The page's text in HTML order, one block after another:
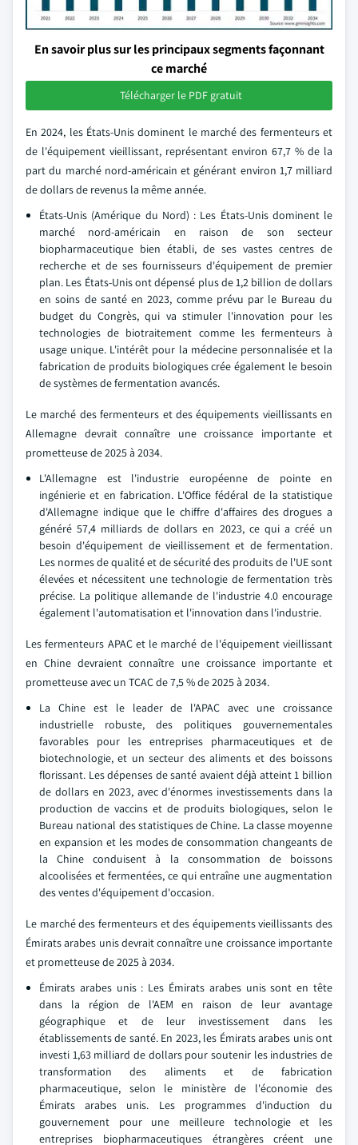
En savoir plus sur les principaux segments façonnant
ce marché
Télécharger le PDF gratuit
En 2024, les États-Unis dominent le marché des fermenteurs et
de l'équipement vieillissant, représentant environ 67,7 % de la
part du marché nord-américain et générant environ 1,7 milliard
de dollars de revenus la même année.
États-Unis (Amérique du Nord) : Les États-Unis dominent le
marché nord-américain en raison de son secteur
biopharmaceutique bien établi, de ses vastes centres de
recherche et de ses fournisseurs d'équipement de premier
plan. Les États-Unis ont dépensé plus de 1,2 billion de dollars
en soins de santé en 2023, comme prévu par le Bureau du
budget du Congrès, qui va stimuler l'innovation pour les
technologies de biotraitement comme les fermenteurs à
usage unique. L'intérêt pour la médecine personnalisée et la
fabrication de produits biologiques crée également le besoin
de systèmes de fermentation avancés.
Le marché des fermenteurs et des équipements vieillissants en
Allemagne devrait connaître une croissance importante et
prometteuse de 2025 à 2034.
L'Allemagne est l'industrie européenne de pointe en
ingénierie et en fabrication. L'Office fédéral de la statistique
d'Allemagne indique que le chiffre d'affaires des drogues a
généré 57,4 milliards de dollars en 2023, ce qui a créé un
besoin d'équipement de vieillissement et de fermentation.
Les normes de qualité et de sécurité des produits de l'UE sont
élevées et nécessitent une technologie de fermentation très
précise. La politique allemande de l'industrie 4.0 encourage
également l'automatisation et l'innovation dans l'industrie.
Les fermenteurs APAC et le marché de l'équipement vieillissant
en Chine devraient connaître une croissance importante et
prometteuse avec un TCAC de 7,5 % de 2025 à 2034.
La Chine est le leader de l'APAC avec une croissance
industrielle robuste, des politiques gouvernementales
favorables pour les entreprises pharmaceutiques et de
biotechnologie, et un secteur des aliments et des boissons
florissant. Les dépenses de santé avaient déjà atteint 1 billion
de dollars en 2023, avec d'énormes investissements dans la
production de vaccins et de produits biologiques, selon le
Bureau national des statistiques de Chine. La classe moyenne
en expansion et les modes de consommation changeants de
la Chine conduisent à la consommation de boissons
alcoolisées et fermentées, ce qui entraîne une augmentation
des ventes d'équipement d'occasion.
Le marché des fermenteurs et des équipements vieillissants des
Émirats arabes unis devrait connaître une croissance importante
et prometteuse de 2025 à 2034.
Émirats arabes unis : Les Émirats arabes unis sont en tête
dans la région de l'AEM en raison de leur avantage
géographique et de leur investissement dans les
établissements de santé. En 2023, les Émirats arabes unis ont
investi 1,63 milliard de dollars pour soutenir les industries de
transformation des aliments et de fabrication
pharmaceutique, selon le ministère de l'économie des
Émirats arabes unis. Les programmes d'induction du
gouvernement pour une meilleure technologie et les
entreprises biopharmaceutiques étrangères créent une